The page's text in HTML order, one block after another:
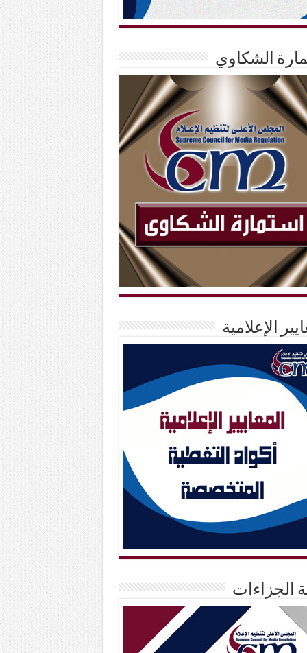
الشكاوي
الإعلامية
الجزاءات